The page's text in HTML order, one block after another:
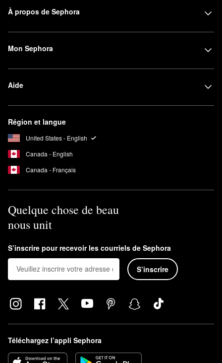
À propos de Sephora
Mon Sephora
Aide
Région et langue
United States - English
Canada - English
Canada - Français
Quelque chose de beau
nous unit
S’inscrire pour recevoir les courriels de Sephora
S’inscrire
Téléchargez l’appli Sephora